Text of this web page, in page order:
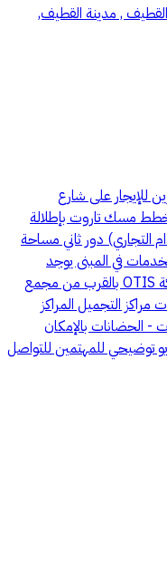
, مدينة القطيف,
للإيجار على شارع
مسك تاروت بإطلالة
500 م ( للاستخدام التجاري) دور ثاني مساحة
في المبنى يوجد
مواقف سيارات خاصه يوجد مصعد من شركة OTIS بالقرب من مجمع
مراكز التجميل المراكز
- الحضانات بالإمكان
توضيحي للمهتمين للتواصل